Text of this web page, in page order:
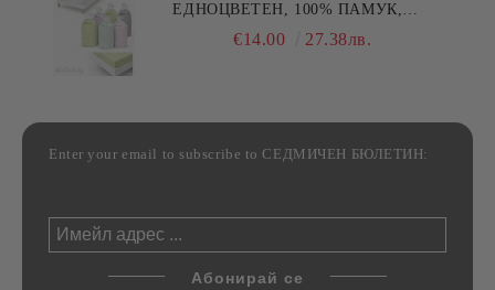
ЕДНОЦВЕТЕН, 100% ПАМУК,
РАЗЛИЧНИ РАЗМЕРИ
€14.00 27.38лв.
Enter your email to subscribe to СЕДМИЧЕН БЮЛЕТИН: